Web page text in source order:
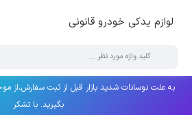
لوازم یدکی خودرو قانونی
به علت نوسانات شدید بازار قبل از ثبت سفارش،از
بگیرید. با تشکر